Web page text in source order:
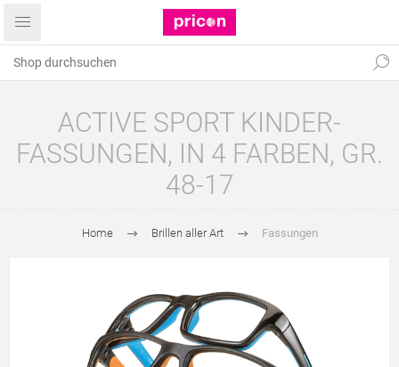
ACTIVE SPORT KINDER-
FASSUNGEN, IN 4 FARBEN, GR.
48-17
Home Brillen aller Art Fassungen